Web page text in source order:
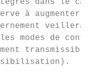
dans le
à augmenter
veillera à
modes de